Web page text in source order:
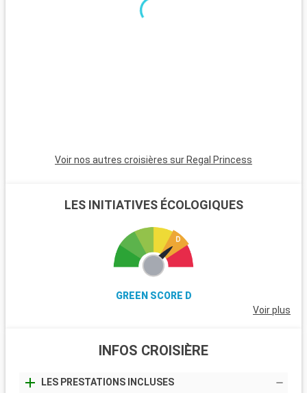
couchers de soleil magnifiques. Les Bahamas, à proximité en
bateau, sont un paradis avec leurs plages de sable blanc. Pour
Voir nos autres croisières sur Regal Princess
LES INITIATIVES ÉCOLOGIQUES
GREEN SCORE D
Voir plus
INFOS CROISIÈRE
LES PRESTATIONS INCLUSES